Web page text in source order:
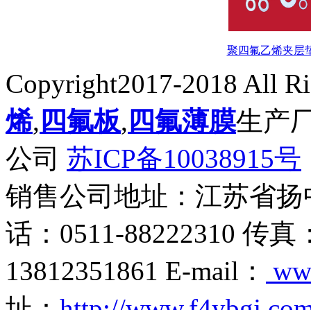
聚四氟乙烯夹层
Copyright2017-2018 All
烯, 四氟板, 四氟薄膜生产
公司 苏ICP备10038915号
销售公司地址：江苏省
话：0511-88222310 传真
13812351861 E-mail：